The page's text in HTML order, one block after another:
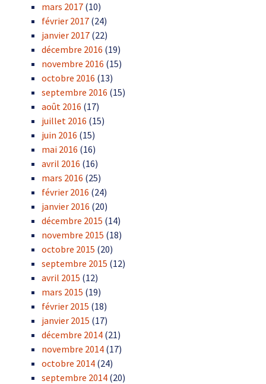
mars 2017 (10)
février 2017 (24)
janvier 2017 (22)
décembre 2016 (19)
novembre 2016 (15)
octobre 2016 (13)
septembre 2016 (15)
août 2016 (17)
juillet 2016 (15)
juin 2016 (15)
mai 2016 (16)
avril 2016 (16)
mars 2016 (25)
février 2016 (24)
janvier 2016 (20)
décembre 2015 (14)
novembre 2015 (18)
octobre 2015 (20)
septembre 2015 (12)
avril 2015 (12)
mars 2015 (19)
février 2015 (18)
janvier 2015 (17)
décembre 2014 (21)
novembre 2014 (17)
octobre 2014 (24)
septembre 2014 (20)